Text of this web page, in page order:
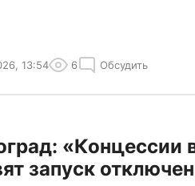
13:54 6 Обсудить
«Концессии
запуск